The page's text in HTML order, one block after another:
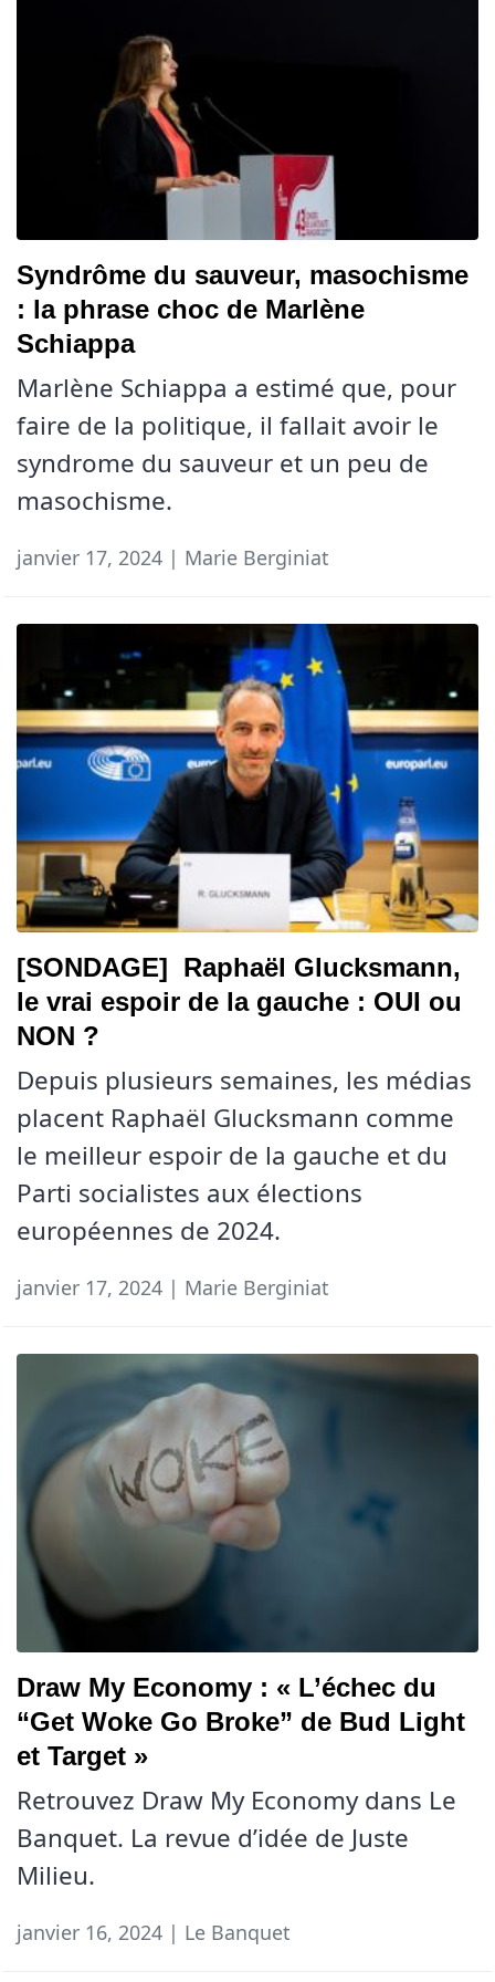
Syndrôme du sauveur, masochisme
: la phrase choc de Marlène
Schiappa
Marlène Schiappa a estimé que, pour
faire de la politique, il fallait avoir le
syndrome du sauveur et un peu de
masochisme.
janvier 17, 2024 | Marie Berginiat
[SONDAGE] Raphaël Glucksmann,
le vrai espoir de la gauche : OUI ou
NON ?
Depuis plusieurs semaines, les médias
placent Raphaël Glucksmann comme
le meilleur espoir de la gauche et du
Parti socialistes aux élections
européennes de 2024.
janvier 17, 2024 | Marie Berginiat
Draw My Economy : « L’échec du
“Get Woke Go Broke” de Bud Light
et Target »
Retrouvez Draw My Economy dans Le
Banquet. La revue d’idée de Juste
Milieu.
janvier 16, 2024 | Le Banquet